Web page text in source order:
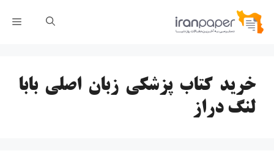
پرش
خرید کتاب پزشکی زبان اصلی بابا
لنگ دراز